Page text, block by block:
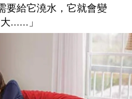
要給它澆水，它就會變
大......」